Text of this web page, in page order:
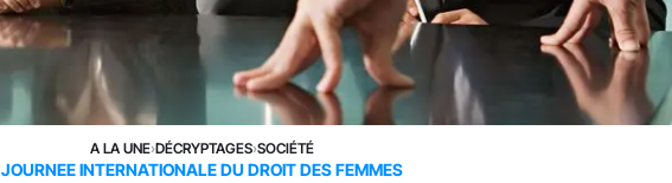
A LA UNE›DÉCRYPTAGES›SOCIÉTÉ
JOURNEE INTERNATIONALE DU DROIT DES FEMMES